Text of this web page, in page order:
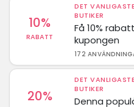
10%
RABATT
DET
BUTIKER
Få 10%
kupongen
172
20%
DET
BUTIKER
Denna